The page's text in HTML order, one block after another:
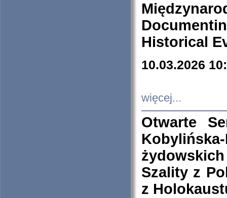
Historical
10.03.2026
więcej...
Otwarte
Szality z
z